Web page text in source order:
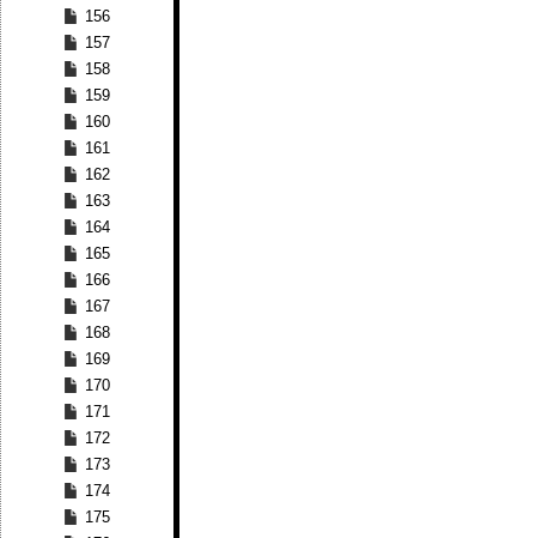
156
157
158
159
160
161
162
163
164
165
166
167
168
169
170
171
172
173
174
175